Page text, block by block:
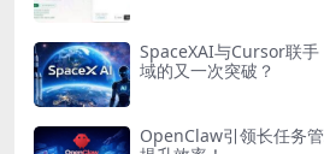
SpaceXAI与Cursor联
域的又一次突破？
OpenClaw引领长任务